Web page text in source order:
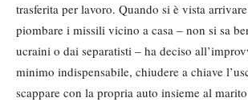
trasferita per lavoro. Quando si è vista
piombare i missili vicino a casa – non si sa
ucraini o dai separatisti – ha deciso
minimo indispensabile, chiudere a chiave
scappare con la propria auto insieme al